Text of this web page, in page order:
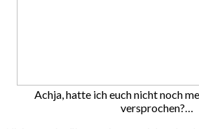
Achja, hatte ich euch nicht noch
versprochen?…